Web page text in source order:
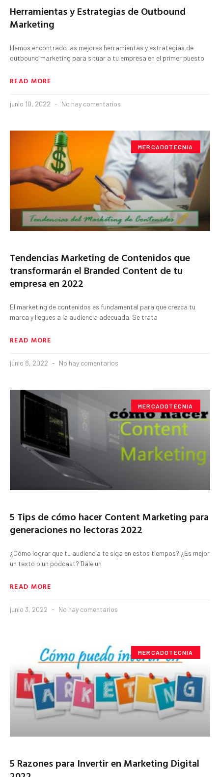
Herramientas y Estrategias de Outbound
Marketing
Hemos encontrado las mejores herramientas y estrategias de
outbound marketing para situar a tu empresa en el primer puesto
READ MORE
junio 10, 2022 No hay comentarios
MERCADOTECNIA
Tendencias Marketing de Contenidos que
transformarán el Branded Content de tu
empresa en 2022
El marketing de contenidos es fundamental para que crezca tu
marca y llegues a la audiencia adecuada. Se trata
READ MORE
junio 8, 2022 No hay comentarios
MERCADOTECNIA
5 Tips de cómo hacer Content Marketing para
generaciones no lectoras 2022
¿Cómo lograr que tu audiencia te siga en estos tiempos? ¿Es mejor
un texto o un podcast? Dale un
READ MORE
junio 3, 2022 No hay comentarios
MERCADOTECNIA
5 Razones para Invertir en Marketing Digital